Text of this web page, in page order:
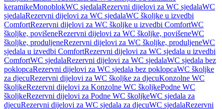
keramikeMonoblokWC sjedalaRezervni dijelovi za WC sjedalaWC
sjedalaRezervni dijelovi za WC sjedalaWC školjke u izvedbi
ComfortRezervni dijelovi za WC školjke u izvedbi ComfortWC
školjke, povišeneRezervni dijelovi za WC školjke, povišeneWC
školjke, produljeneRezervni dijelovi za WC školjke, produljeneWC
sjedala u izvedbi ComfortRezervni dijelovi za WC sjedala u izvedbi
ComfortWC sjedalaRezervni dijelovi za WC sjedalaWC sjedala bez
poklopcaRezervni dijelovi za WC sjedala bez poklopcaWC školjke
za djecuRezervni dijelovi za WC školjke za djecuKonzolne WC
školjkeRezervni dijelovi za Konzolne WC školjkePodne WC
školjkeRezervni dijelovi za Podne WC školjkeWC sjedala za
djecuRezervni dijelovi za WC sjedala za djecuWC sjedalaRezervni